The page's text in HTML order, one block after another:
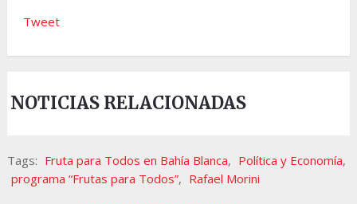
Tweet
NOTICIAS RELACIONADAS
Tags: Fruta para Todos en Bahía Blanca, Política y Economía,
programa “Frutas para Todos”, Rafael Morini